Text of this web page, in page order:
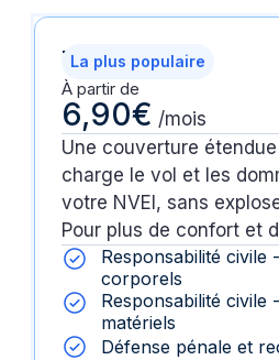
Tranquillité
À partir de
6,90€ /mois
Une couverture
charge le vol et les
votre NVEI, sans
Pour plus de confort et
Responsabilité civile
corporels
Responsabilité civile
matériels
Défense pénale et
La plus populaire